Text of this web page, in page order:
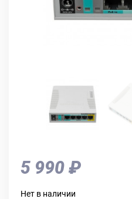
5 990 ₽
Нет в наличии